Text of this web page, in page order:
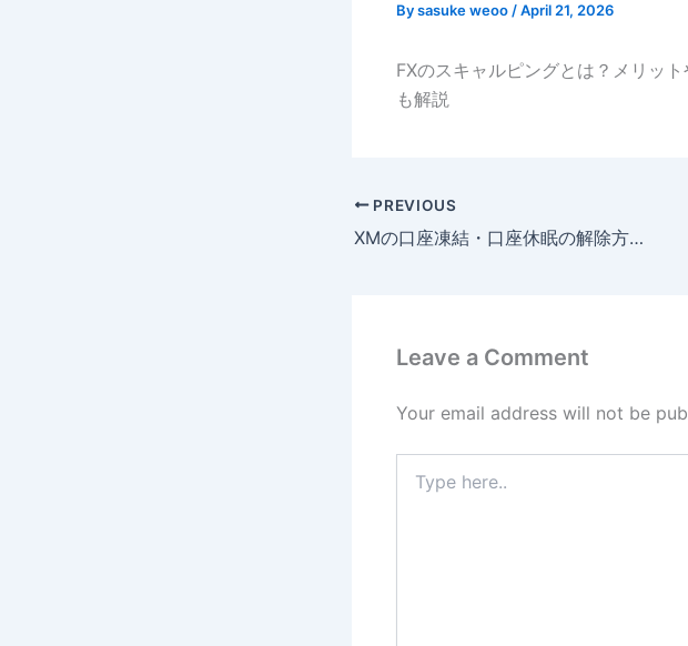
Bysasuke weoo /April 21, 2026
FXのスキャルピングとは？メリッ
も解説
PREVIOUS
XMの口座凍結・口座休眠の解除方法は？原因や注意点も合わせて解説
Leave a Comment
Your email address will not be
here..